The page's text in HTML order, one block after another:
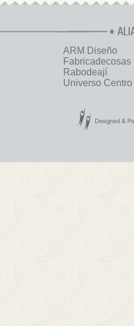
ARM Diseño
Fabricadecosas
Rabodeají
Universo Centro